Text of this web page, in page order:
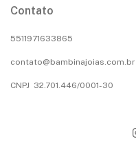
Contato
5511971633865
contato@bambinajoias.com.br
CNPJ 32.701.446/0001-30